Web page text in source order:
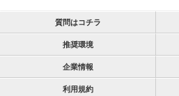
質問はコチラ
推奨環境
企業情報
利用規約